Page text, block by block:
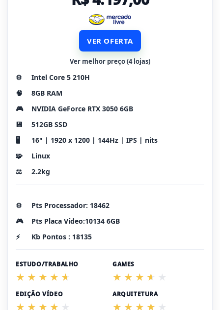
VER OFERTA
Ver melhor preço (4 lojas)
⚙️
Intel Core 5 210H
🧠
8GB RAM
🎮
NVIDIA GeForce RTX 3050 6GB
💾
512GB SSD
🖥️
16" | 1920 x 1200 | 144Hz | IPS | nits
🧩
Linux
⚖️
2.2kg
⚙️
Pts Processador: 18462
🎮
Pts Placa Vídeo:10134 6GB
⚡
Kb Pontos : 18135
ESTUDO/TRABALHO GAMES
EDIÇÃO VÍDEO ARQUITETURA